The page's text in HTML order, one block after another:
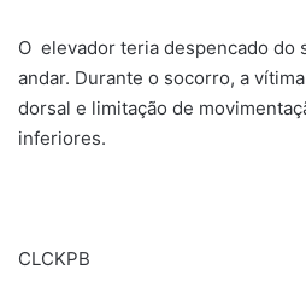
O elevador teria despencado do
andar. Durante o socorro, a
dorsal e limitação de
inferiores.
CLCKPB